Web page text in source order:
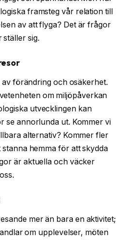
framsteg vår relation till
av att flyga? Det är frågor
ställer sig.
av förändring och osäkerhet.
om miljöpåverkan
utvecklingen kan
se annorlunda ut. Kommer vi
alternativ? Kommer fler
hemma för att skydda
är aktuella och väcker
mer än bara en aktivitet;
om upplevelser, möten